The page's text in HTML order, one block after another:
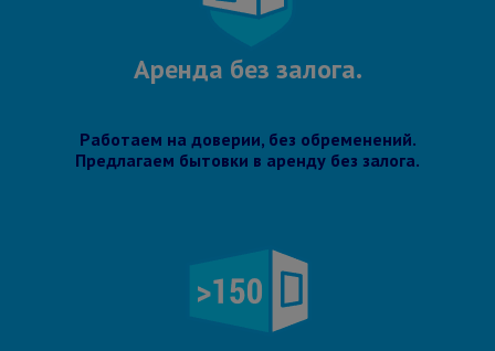
Аренда без залога.
Работаем на доверии, без обременений.
Предлагаем бытовки в аренду без залога.